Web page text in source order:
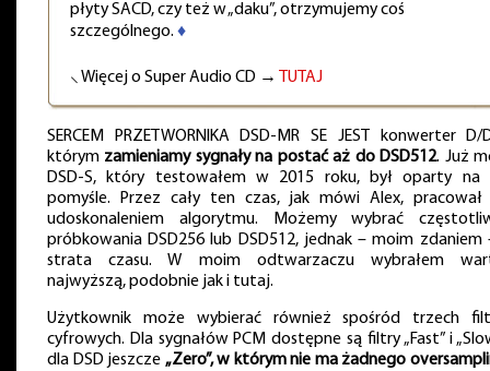
płyty SACD, czy też w „daku”, otrzymujemy coś
szczególnego. ♦
⸜ Więcej o Super Audio CD → TUTAJ
SERCEM PRZETWORNIKA DSD-MR SE JEST konwerter
którym zamieniamy sygnały na postać aż do DSD512. Już
DSD-S, który testowałem w 2015 roku, był oparty na
pomyśle. Przez cały ten czas, jak mówi Alex, pracował
udoskonaleniem algorytmu. Możemy wybrać
próbkowania DSD256 lub DSD512, jednak – moim
strata czasu. W moim odtwarzaczu wybrałem
najwyższą, podobnie jak i tutaj.
Użytkownik może wybierać również spośród trzech
cyfrowych. Dla sygnałów PCM dostępne są filtry „Fast” i
dla DSD jeszcze „Zero”, w którym nie ma żadnego